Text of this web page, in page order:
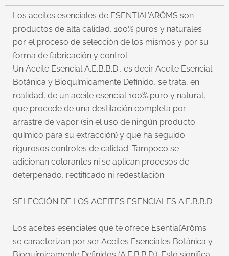
Los aceites esenciales de ESENTIAL’ARÔMS son
productos de alta calidad, 100% puros y naturales
por el proceso de selección de los mismos y por su
forma de fabricación y control.
Un Aceite Esencial A.E.B.B.D., es decir Aceite Esencial
Botánica y Bioquímicamente Definido, se trata, en
realidad, de un aceite esencial 100% puro y natural,
que procede de una destilación completa por
arrastre de vapor (sin el uso de ningún producto
químico para su extracción) y que ha seguido
rigurosos controles de calidad. Tampoco se
adicionan colorantes ni se aplican procesos de
deterpenado, rectificado ni redestilación.
SELECCIÓN DE LOS ACEITES ESENCIALES A.E.B.B.D.
Los aceites esenciales que te ofrece Esential’Arôms
se caracterizan por ser Aceites Esenciales Botánica y